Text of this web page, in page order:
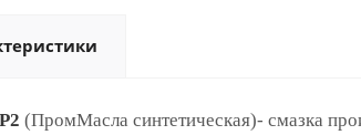
(ПромМасла синтетическая)- смазка